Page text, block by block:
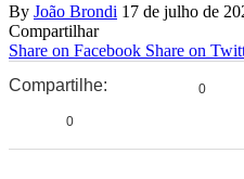
By João Brondi 17 de julho de
Compartilhar
Share on Facebook Share on
Compartilhe:
0
0